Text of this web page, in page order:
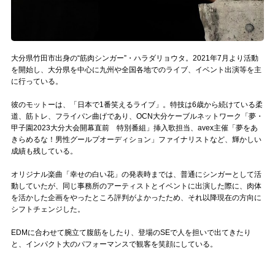
大分県竹田市出身の“筋肉シンガー”・ハラダリョウタ。2021年7月より活動
を開始し、大分県を中心に九州や全国各地でのライブ、イベント出演等を主
に行っている。
彼のモットーは、「日本で1番笑えるライブ」。特技は6歳から続けている柔
道、筋トレ、フライパン曲げであり、OCN大分ケーブルネットワーク「夢・
甲子園2023大分大会開幕直前 特別番組」挿入歌担当、avex主催「夢をあ
きらめるな！男性グールプオーディション」ファイナリストなど、輝かしい
成績も残している。
オリジナル楽曲「幸せの白い花」の発表時までは、普通にシンガーとして活
動していたが、同じ事務所のアーティストとイベントに出演した際に、肉体
を活かした企画をやったところ評判がよかったため、それ以降現在の方向に
シフトチェンジした。
EDMに合わせて腕立て腹筋をしたり、登場のSEで人を担いで出てきたり
と、インパクト大のパフォーマンスで観客を笑顔にしている。